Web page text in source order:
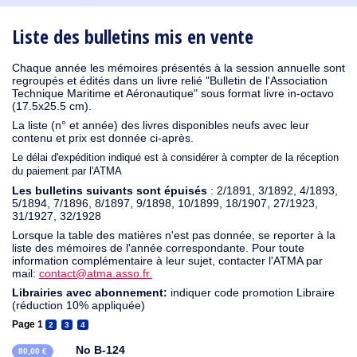
Liste des bulletins mis en vente
Chaque année les mémoires présentés à la session annuelle sont
regroupés et édités dans un livre relié "Bulletin de l'Association
Technique Maritime et Aéronautique" sous format livre in-octavo
(17.5x25.5 cm).
La liste (n° et année) des livres disponibles neufs avec leur
contenu et prix est donnée ci-après.
Le délai d'expédition indiqué est à considérer à compter de la réception
du paiement par l'ATMA
Les bulletins suivants sont épuisés : 2/1891, 3/1892, 4/1893,
5/1894, 7/1896, 8/1897, 9/1898, 10/1899, 18/1907, 27/1923,
31/1927, 32/1928
Lorsque la table des matières n'est pas donnée, se reporter à la
liste des mémoires de l'année correspondante. Pour toute
information complémentaire à leur sujet, contacter l'ATMA par
mail: contact@atma.asso.fr.
Librairies avec abonnement: indiquer code promotion Libraire
(réduction 10% appliquée)
Page 1 2 3 4
80,00 €
No B-124
1910 1909 1908 1906 1905 1904 1903 1902 1901 1900
1895